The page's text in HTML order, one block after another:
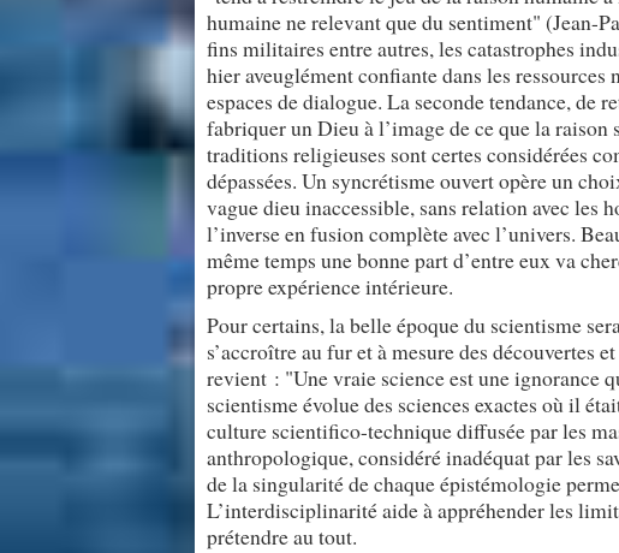
humaine ne relevant que du sentiment" (Jean-
fins militaires entre autres, les catastrophes
hier aveuglément confiante dans les
espaces de dialogue. La seconde tendance, de
fabriquer un Dieu à l’image de ce que la
traditions religieuses sont certes considérées
dépassées. Un syncrétisme ouvert opère un
vague dieu inaccessible, sans relation avec les
l’inverse en fusion complète avec l’univers.
même temps une bonne part d’entre eux va
propre expérience intérieure.
Pour certains, la belle époque du scientisme
s’accroître au fur et à mesure des découvertes
revient : "Une vraie science est une ignorance
scientisme évolue des sciences exactes où il
culture scientifico-technique diffusée par les
anthropologique, considéré inadéquat par les
de la singularité de chaque épistémologie
L’interdisciplinarité aide à appréhender les
prétendre au tout.